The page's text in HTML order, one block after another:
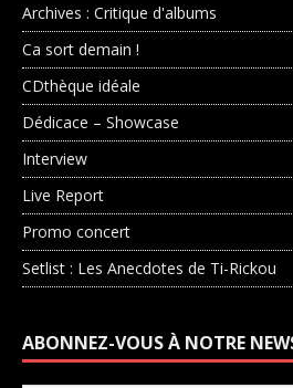
Archives : Critique d'albums
Ca sort demain !
CDthèque idéale
Dédicace – Showcase
Interview
Live Report
Promo concert
Setlist : Les Anecdotes de Ti-Rickou
ABONNEZ-VOUS À NOTRE